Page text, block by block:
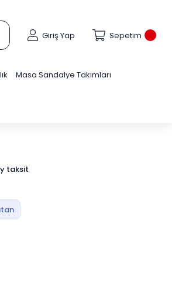
Giriş Yap Sepetim
Masa Sandalye Takımları
taksit